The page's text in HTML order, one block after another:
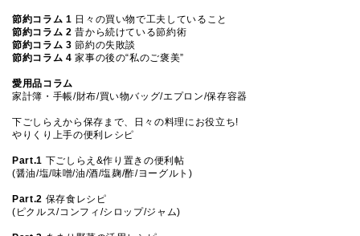
節約コラム 1 日々の買い物で工夫していること
節約コラム 2昔から続けている節約術
節約コラム 3節約の失敗談
節約コラム 4家事の後の“私のご褒美”
愛用品コラム
家計簿・手帳/財布/買い物バッグ/エプロン/保存容器
下ごしらえから保存まで、日々の料理にお役立ち!
やりくり上手の便利レシピ
Part.1 下ごしらえ&作り置きの便利帖
(醤油/塩/味噌/油/酒/塩麹/酢/ヨーグルト)
Part.2 保存食レシピ
(ピクルス/コンフィ/シロップ/ジャム)